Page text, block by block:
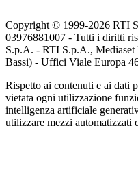
Copyright © 1999-2026 RTI
03976881007 - Tutti i diritti
S.p.A. - RTI S.p.A., Mediaset
Bassi) - Uffici Viale Europa
Rispetto ai contenuti e ai dati
vietata ogni utilizzazione
intelligenza artificiale
utilizzare mezzi automatizzati